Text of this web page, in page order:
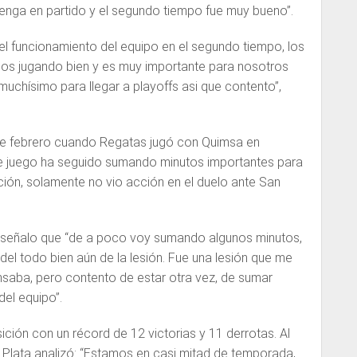
en partido y el segundo tiempo fue muy bueno”.
funcionamiento del equipo en el segundo tiempo, los
jugando bien y es muy importante para nosotros
para llegar a playoffs asi que contento”,
febrero cuando Regatas jugó con Quimsa en
juego ha seguido sumando minutos importantes para
solamente no vio acción en el duelo ante San
que “de a poco voy sumando algunos minutos,
todo bien aún de la lesión. Fue una lesión que me
pero contento de estar otra vez, de sumar
equipo”.
con un récord de 12 victorias y 11 derrotas. Al
analizó: “Estamos en casi mitad de temporada,